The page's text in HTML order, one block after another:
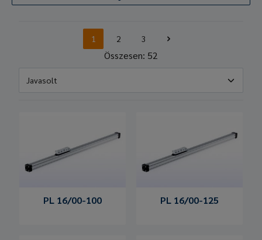
1 2 3
Összesen: 52
PL 16/00-100 PL 16/00-125